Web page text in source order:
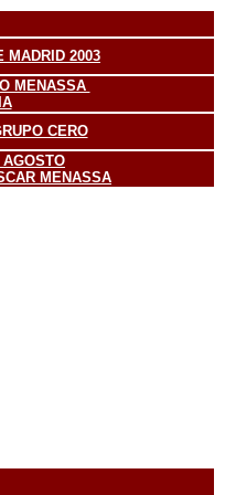
MADRID 2003
MENASSA
CERO
MENASSA